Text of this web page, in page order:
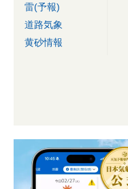
雷(予報)
道路気象
黄砂情報